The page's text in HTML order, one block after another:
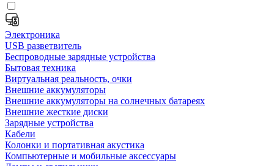
Электроника
USB разветвитель
Беспроводные зарядные устройства
Бытовая техника
Виртуальная реальность, очки
Внешние аккумуляторы
Внешние аккумуляторы на солнечных батареях
Внешние жесткие диски
Зарядные устройства
Кабели
Колонки и портативная акустика
Компьютерные и мобильные аксессуары